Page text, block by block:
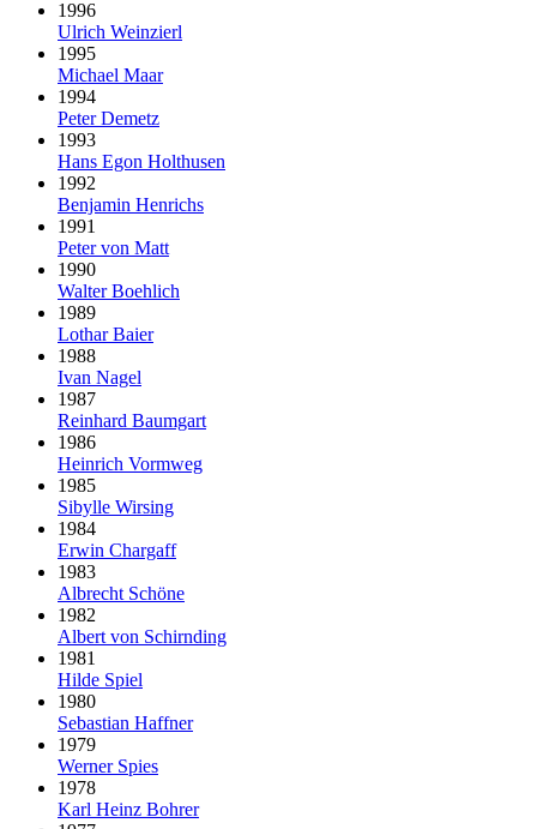
1996
Ulrich Weinzierl
1995
Michael Maar
1994
Peter Demetz
1993
Hans Egon Holthusen
1992
Benjamin Henrichs
1991
Peter von Matt
1990
Walter Boehlich
1989
Lothar Baier
1988
Ivan Nagel
1987
Reinhard Baumgart
1986
Heinrich Vormweg
1985
Sibylle Wirsing
1984
Erwin Chargaff
1983
Albrecht Schöne
1982
Albert von Schirnding
1981
Hilde Spiel
1980
Sebastian Haffner
1979
Werner Spies
1978
Karl Heinz Bohrer